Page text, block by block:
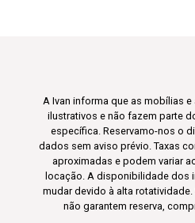
A Ivan informa que as mobílias
ilustrativos e não fazem parte
específica. Reservamo-nos o
dados sem aviso prévio. Taxas
aproximadas e podem variar
locação. A disponibilidade dos
mudar devido à alta
não garantem reserva,